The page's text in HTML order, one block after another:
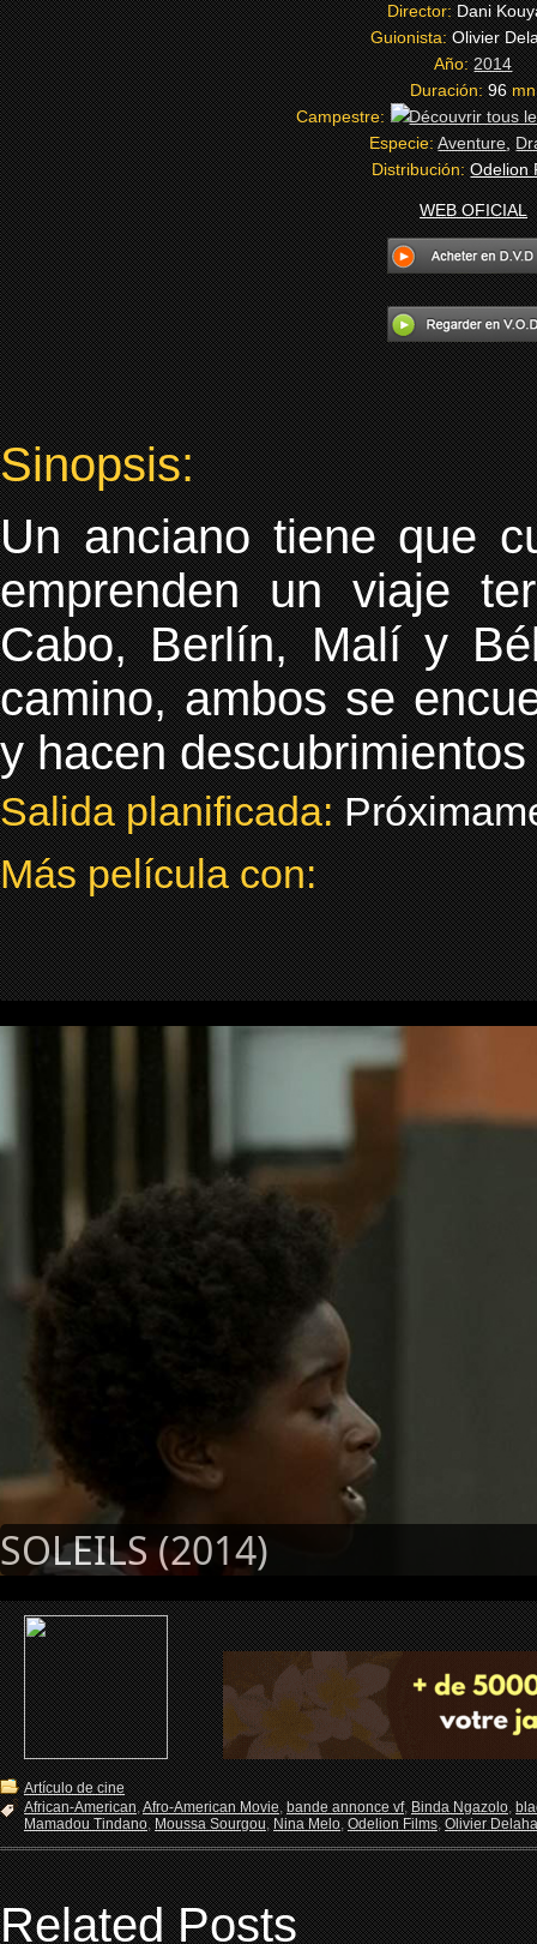
Director:Dani
Guionista:Olivier
Año:2014
Duración:96mn
Campestre:
Especie:Aventure,
Distribución:Odelion
WEB OFICIAL
Sinopsis:
Un anciano tiene que
emprenden un viaje
Cabo, Berlín, Malí y
camino, ambos se
y hacen
Salida planificada:
Más película con:
SOLEILS (2014)
Artículo de cine
African-American,Afro-American Movie,bande annonce vf,Binda Ngazolo,
Mamadou Tindano,Moussa Sourgou,Nina Melo,Odelion Films,Olivier
Related Posts